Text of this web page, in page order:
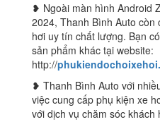
❥ Ngoài màn hình Android
2024, Thanh Bình Auto còn
hơi uy tín chất lượng. Bạn
sản phẩm khác tại website:
http://
❥ Thanh Bình Auto với
việc cung cấp phụ kiện xe
với dịch vụ chăm sóc khách